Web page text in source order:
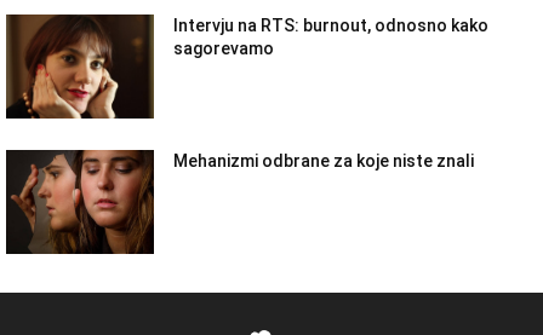
Intervju na RTS: burnout, odnosno kako
sagorevamo
Mehanizmi odbrane za koje niste znali